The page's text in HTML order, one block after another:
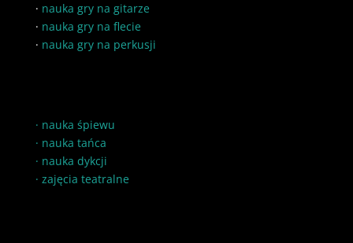
· nauka gry na gitarze
· nauka gry na flecie
· nauka gry na perkusji
· nauka śpiewu
· nauka tańca
· nauka dykcji
· zajęcia teatralne